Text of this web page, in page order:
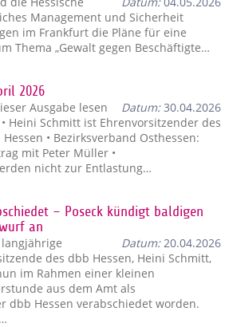
Management und Sicherheit
im Frankfurt die Pläne für eine
Thema „Gewalt gegen Beschäftigte…
2026
Datum:30.04.2026
Ausgabe lesen
• Heini Schmitt ist Ehrenvorsitzender des
Hessen • Bezirksverband Osthessen:
mit Peter Müller •
nicht zur Entlastung…
– Poseck kündigt baldigen
an
Datum:20.04.2026
des dbb Hessen, Heini Schmitt,
im Rahmen einer kleinen
aus dem Amt als
dbb Hessen verabschiedet worden.